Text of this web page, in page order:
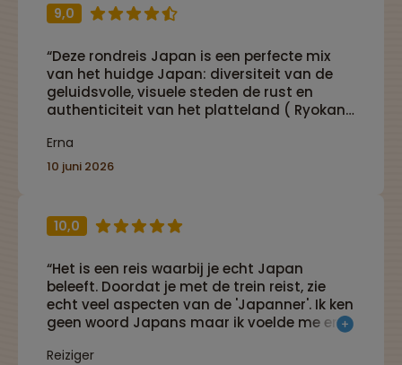
9,0
“Deze rondreis Japan is een perfecte mix
van het huidge Japan: diversiteit van de
geluidsvolle, visuele steden de rust en
authenticiteit van het platteland ( Ryokan,
en voor wie dit wenst genoeg vrije tijd om
zelf in te vullen. Wens je dit niet,
Erna
10 juni 2026
10,0
“Het is een reis waarbij je echt Japan
beleeft. Doordat je met de trein reist, zie
echt veel aspecten van de 'Japanner'. Ik ken
geen woord Japans maar ik voelde me er
Reiziger